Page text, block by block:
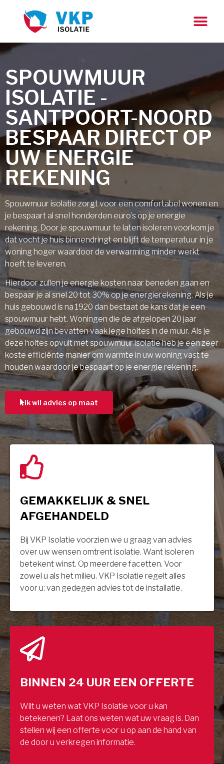
SPOUWMUUR
ISOLATIE -
SANTPOORT-NOORD
BESPAAR DIRECT OP
UW ENERGIE
REKENING
Spouwmuur isolatie zorgt voor een comfortabel wonen en
je bespaart al snel honderden euro’s op je energie
rekening. Door je spouwmuur te laten isoleren voorkom je
dat vocht je huis binnendringt en blijft de temperatuur in je
woning hoger waardoor de verwarming minder werkt
hoeft te leveren.
Hierdoor zullen je energie kosten naar beneden gaan en
bespaar je al snel 20 tot 30% op je energierekening. Als je
huis gebouwd is na 1920 dan bestaat de kans dat je een
spouwmuur hebt. Woningen die de afgelopen 20 jaar
gebouwd zijn bevatten vaak lege holtes in de muur. Als je
deze holtes opvult met spouwmuur isolatie heb je een zeer
koste efficiënte manier om warmte in uw woning vast te
houden waardoor je bespaart op je energie rekening.
ik wil advies op maat
GEMAKKELIJK & SNEL
AFGEHANDELD
Bij VKP Isolatie voorzien we u graag van advies
over uw wensen omtrent isolatie. Want isoleren
betekent winst. Op meerdere facetten. Voor
zowel u als het milieu. VKP Isolatie regelt alles
voor u: van gedegen advies tot de installatie.
BINNEN 24 UUR EEN OFFERTE
Wilt u weten wat VKP Isolatie voor u kan
betekenen? Laat ons weten wat uw vraag is. Dan
stellen wij een offerte voor u op aan de hand van
de door u verkregen informatie.